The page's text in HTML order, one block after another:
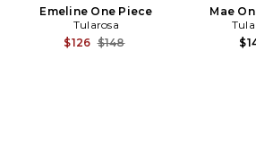
Emeline One Piece
Tularosa
$126 Previous price:
$148
Mae